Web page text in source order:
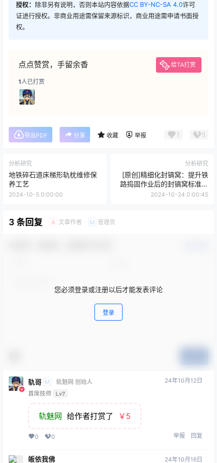
授权： 除非另有说明，否则本站内容依据CC BY-NC-SA 4.0许可
证进行授权。非商业用途需保留来源标识，商业用途需申请书面授
权。
点点赞赏，手留余香 给TA打赏
1人已打赏
导出PDF 分享 收藏 举报 1 0
分析研究
地铁碎石道床梯形轨枕维修保
养工艺
2024-10-5 0:00:00
分析研究
[原创]精细化封镐窝：提升铁
路捣固作业后的封镐窝标准、
技巧与效率提升
2024-10-24 0:00:45
3 条回复 A 文章作者 M 管理员
您必须登录或注册以后才能发表评论
登录
轨哥 M
轨魅网 创始人
首席技师 Lv7
24年10月12日
轨魅网 给作者打赏了 ￥5
0 0 举报 回复
皈依我佛 24年10月16日